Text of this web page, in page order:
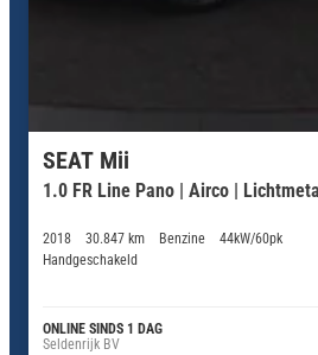
SEAT Mii
1.0 FR Line Pano | Airco |
2018 30.847 km Benzine
44kW/60pk
Handgeschakeld
ONLINE SINDS 1 DAG
Seldenrijk BV